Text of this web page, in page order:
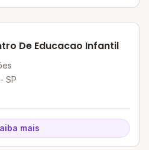
De Educacao Infantil
SP
mais